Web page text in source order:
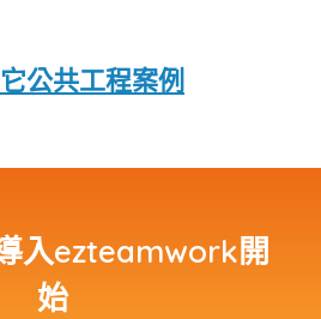
公共工程案例
入ezteamwork開
始